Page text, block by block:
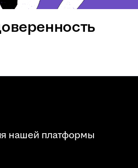
нашей платформы